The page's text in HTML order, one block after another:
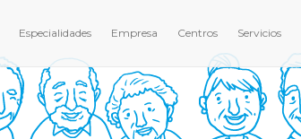
Especialidades Empresa Centros Servicios